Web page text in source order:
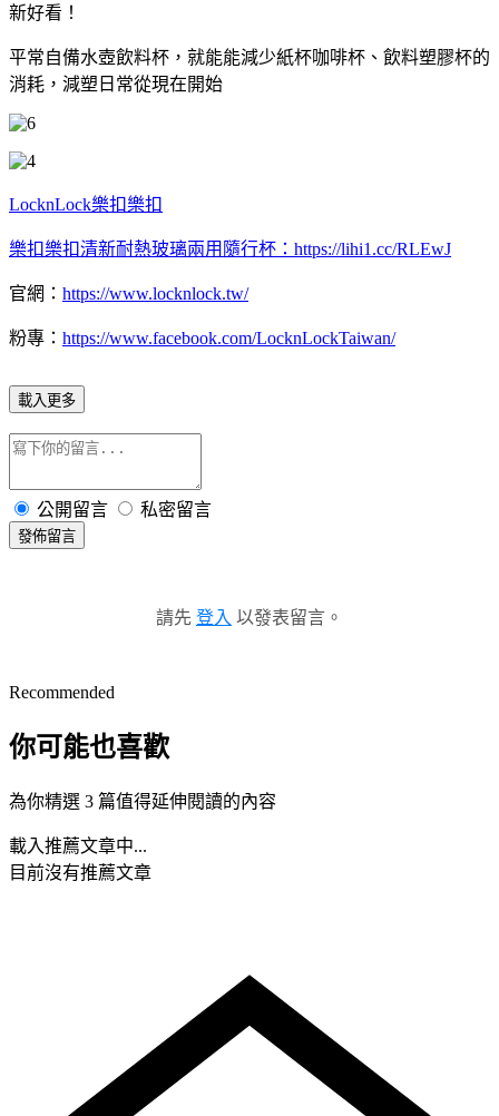
新好看！
平常自備水壺飲料杯，就能能減少紙杯咖啡杯、飲料塑膠杯的
消耗，減塑日常從現在開始
LocknLock樂扣樂扣
樂扣樂扣清新耐熱玻璃兩用隨行杯：https://lihi1.cc/RLEwJ
官網： https://www.locknlock.tw/
粉專： https://www.facebook.com/LocknLockTaiwan/
載入更多
公開留言 私密留言
發佈留言
請先 登入 以發表留言。
Recommended
你可能也喜歡
為你精選 3 篇值得延伸閱讀的內容
載入推薦文章中...
目前沒有推薦文章